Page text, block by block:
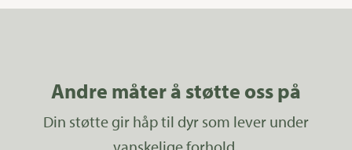
Andre måter å støtte oss på
Din støtte gir håp til dyr som lever under